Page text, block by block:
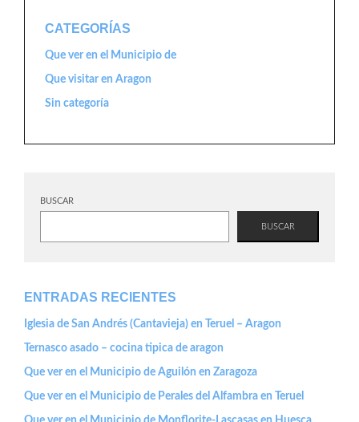
CATEGORÍAS
Que ver en el Municipio de
Que visitar en Aragon
Sin categoría
BUSCAR
BUSCAR
ENTRADAS RECIENTES
Iglesia de San Andrés (Cantavieja) en Teruel – Aragon
Ternasco asado – cocina tipica de aragon
Que ver en el Municipio de Aguilón en Zaragoza
Que ver en el Municipio de Perales del Alfambra en Teruel